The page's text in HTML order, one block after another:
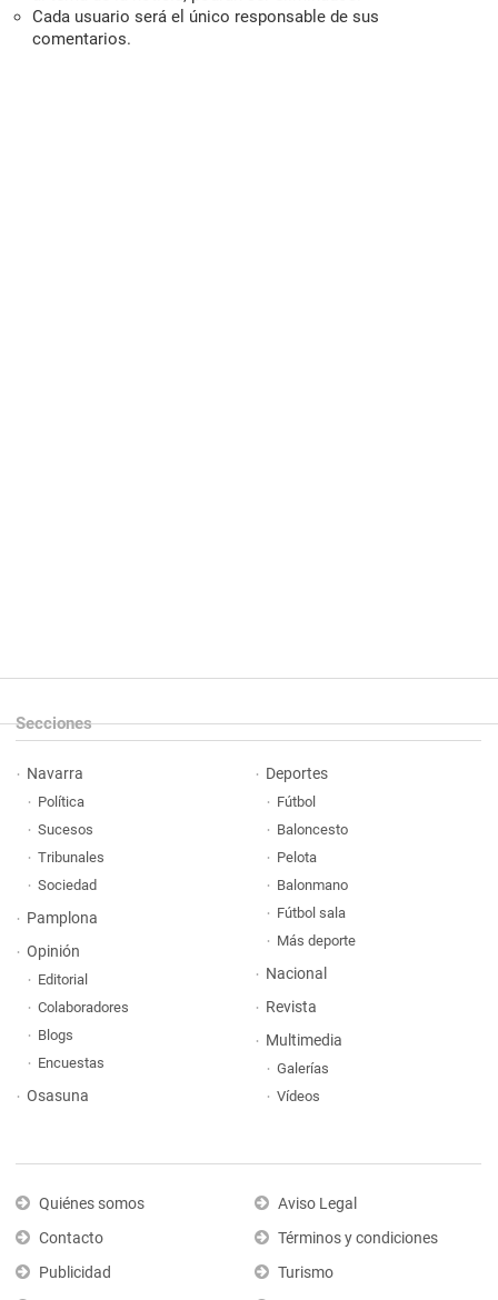
Cada usuario será el único responsable de sus
comentarios.
Secciones
Navarra
Política
Sucesos
Tribunales
Sociedad
Pamplona
Opinión
Editorial
Colaboradores
Blogs
Encuestas
Osasuna
Deportes
Fútbol
Baloncesto
Pelota
Balonmano
Fútbol sala
Más deporte
Nacional
Revista
Multimedia
Galerías
Vídeos
Quiénes somos
Contacto
Publicidad
Aviso Legal
Términos y condiciones
Turismo